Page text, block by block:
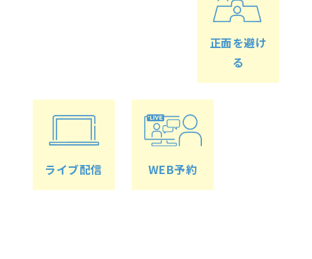
正面を避け
る
ライブ配信 WEB予約